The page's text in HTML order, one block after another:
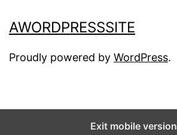
AWORDPRESSSITE
Proudly powered by WordPress.
Exit mobile version